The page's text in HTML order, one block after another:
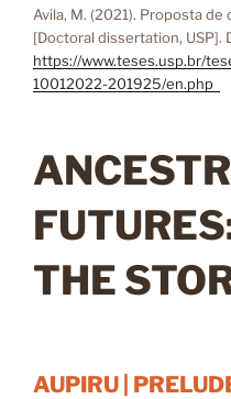
Avila, M. (2021). Proposta
[Doctoral dissertation, USP].
https://www.teses.usp.br/
10012022-201925/en.php
THE
AUPIRU |